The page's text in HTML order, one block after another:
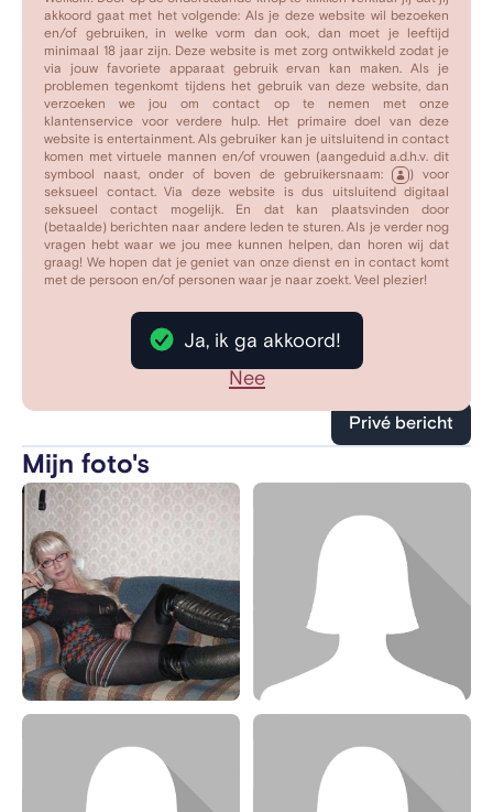
akkoord gaat met het volgende: Als je deze website wil bezoeken
en/of gebruiken, in welke vorm dan ook, dan moet je leeftijd
minimaal 18 jaar zijn. Deze website is met zorg ontwikkeld zodat je
via jouw favoriete apparaat gebruik ervan kan maken. Als je
problemen tegenkomt tijdens het gebruik van deze website, dan
verzoeken we jou om contact op te nemen met onze
klantenservice voor verdere hulp. Het primaire doel van deze
website is entertainment. Als gebruiker kan je uitsluitend in contact
komen met virtuele mannen en/of vrouwen (aangeduid a.d.h.v. dit
symbool naast, onder of boven de gebruikersnaam:
) voor
seksueel contact. Via deze website is dus uitsluitend digitaal
seksueel contact mogelijk. En dat kan plaatsvinden door
(betaalde) berichten naar andere leden te sturen. Als je verder nog
vragen hebt waar we jou mee kunnen helpen, dan horen wij dat
graag! We hopen dat je geniet van onze dienst en in contact komt
met de persoon en/of personen waar je naar zoekt. Veel plezier!
Ja, ik ga akkoord!
Nee
genoeg en ik heb de man nog niet gevonden die mij
voldoende kan bevredigen. Ik zoek dus verschillende
slaafjes aan wie ik mijn tijd kan besteden en met wie ik
dan zoveel mogelijk van mijn vrije tijd kan besteden. Dat
kan apart en samen in overleg.
Ik hou dus erg van seks, maar ook van latex en leer,
zweepjes, klemmen, plugs, dildo's en nog veel meer.
Onderdanige, goed luisterende slaven mogen reageren.
Probeer meteen indruk op mij te maken voor een
antwoord terug. Het spelletje mag meteen beginnen van
We hoeven geen tijd te verspillen, dan weten we ook
snel wat we aan elkaar hebben.
Privé bericht
Mijn foto's